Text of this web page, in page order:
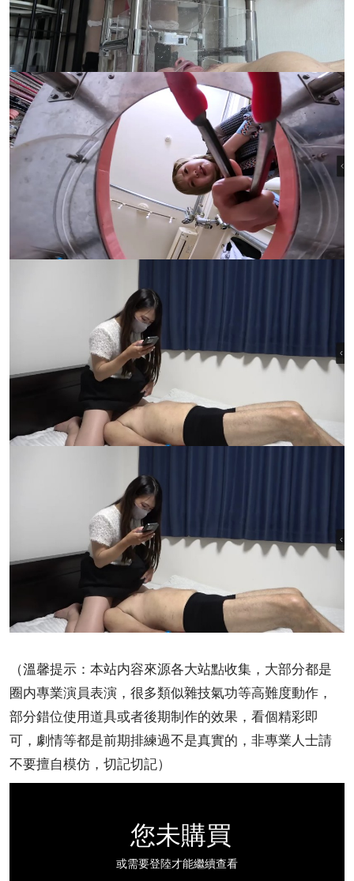
（溫馨提示：本站内容來源各大站點收集，大部分都是
圈内專業演員表演，很多類似雜技氣功等高難度動作，
部分錯位使用道具或者後期制作的效果，看個精彩即
可，劇情等都是前期排練過不是真實的，非專業人士請
不要擅自模仿，切記切記）
您未購買
或需要登陸才能繼續查看